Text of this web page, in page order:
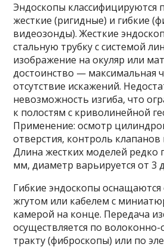
Эндоскопы классифицируются
жесткие (ригидные) и гибкие
видеозонды). Жесткие
стальную трубку с системой
изображение на окуляр или
достоинство — максимальная
отсутствие искажений.
невозможность изгиба, что
к полостям с криволинейной
Применение: осмотр
отверстия, контроль клапанов
Длина жестких моделей редко
мм, диаметр варьируется от 3
Гибкие эндоскопы
жгутом или кабелем с
камерой на конце. Передача
осуществляется по
тракту (фиброскопы) или по